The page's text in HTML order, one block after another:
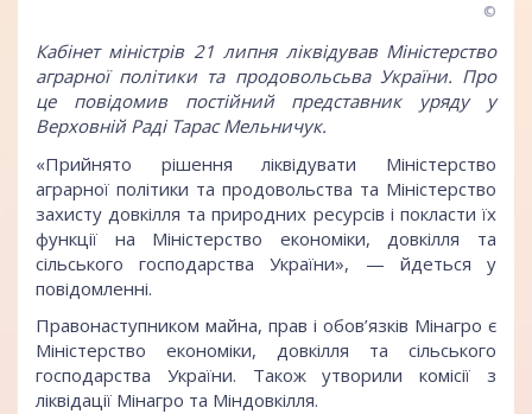
©
Кабінет міністрів 21 липня ліквідував Міністерство
аграрної політики та продовольсьва України. Про
це повідомивпостійний представник уряду у
Верховній Раді Тарас Мельничук.
«Прийнято рішення ліквідувати Міністерство
аграрної політики та продовольства та Міністерство
захисту довкілля та природних ресурсів і покласти їх
функції на Міністерство економіки, довкілля та
сільського господарства України», — йдеться у
повідомленні.
Правонаступником майна, прав і обов’язків Мінагро є
Міністерство економіки, довкілля та сільського
господарства України. Також утворили комісії з
ліквідації Мінагро та Міндовкілля.